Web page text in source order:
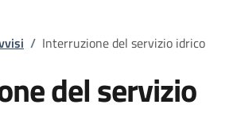
/ Interruzione del servizio idrico
del servizio